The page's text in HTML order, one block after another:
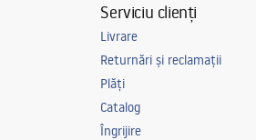
Serviciu clienți
Livrare
Returnări și reclamații
Plăți
Catalog
Îngrijire